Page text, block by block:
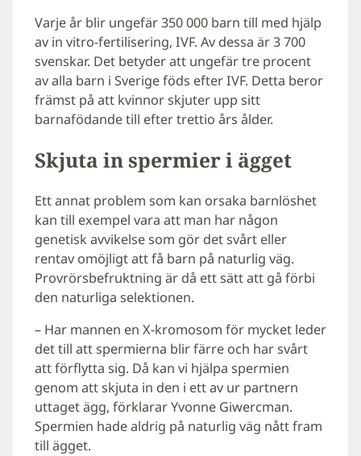
Varje år blir ungefär 350 000 barn till med hjälp
av in vitro-fertilisering, IVF. Av dessa är 3 700
svenskar. Det betyder att ungefär tre procent
av alla barn i Sverige föds efter IVF. Detta beror
främst på att kvinnor skjuter upp sitt
barnafödande till efter trettio års ålder.
Skjuta in spermier i ägget
Ett annat problem som kan orsaka barnlöshet
kan till exempel vara att man har någon
genetisk avvikelse som gör det svårt eller
rentav omöjligt att få barn på naturlig väg.
Provrörsbefruktning är då ett sätt att gå förbi
den naturliga selektionen.
– Har mannen en X-kromosom för mycket leder
det till att spermierna blir färre och har svårt
att förflytta sig. Då kan vi hjälpa spermien
genom att skjuta in den i ett av ur partnern
uttaget ägg, förklarar Yvonne Giwercman.
Spermien hade aldrig på naturlig väg nått fram
till ägget.